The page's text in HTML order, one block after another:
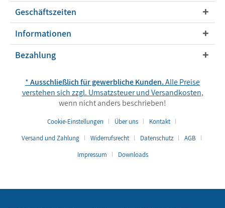
Geschäftszeiten
Informationen
Bezahlung
*Ausschließlich für gewerbliche Kunden.Alle Preise
verstehen sich zzgl. Umsatzsteuer undVersandkosten,
wenn nicht anders beschrieben!
Cookie-Einstellungen Über uns
Kontakt
Versand und Zahlung
Widerrufsrecht Datenschutz
AGB
Impressum
Downloads